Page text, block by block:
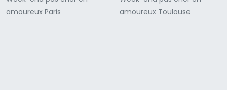
amoureux Paris
amoureux Toulouse